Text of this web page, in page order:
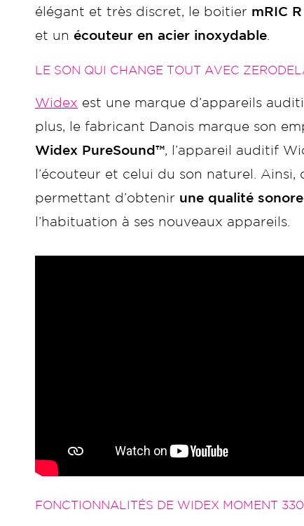
élégant et très discret, le boitier mRIC R
et un écouteur en acier inoxydable
LE SON QUI CHANGE TOUT AVEC
Widex est une marque d’appareils
plus, le fabricant Danois marque son
Widex PureSound™, l’appareil auditif
l’écouteur et celui du son naturel.
permettant d’obtenir une qualité
l’habituation à ses nouveaux appareils.
FONCTIONNALITÉS DE WIDEX MOMENT 330